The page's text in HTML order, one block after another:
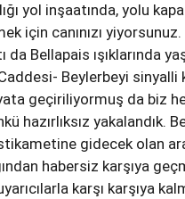
yol inşaatında, yolu
için canınızı yiyorsunuz.
da Bellapais ışıklarında
Beylerbeyi
geçiriliyormuş da biz
hazırlıksız yakalandık.
gidecek olan
habersiz karşıya
karşı karşıya